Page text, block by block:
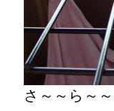
さ～～ら～